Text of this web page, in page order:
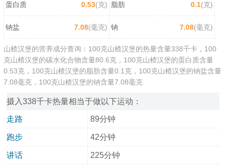
蛋白质 0.53(克) 脂肪 0.1(克)
钠盐 7.08(毫克) 钠 7.08(毫克)
山楂汉堡的营养成分查询：100克山楂汉堡的热量含量338千卡，100
克山楂汉堡的碳水化合物含量80.6克，100克山楂汉堡的蛋白质含量
0.53克，100克山楂汉堡的脂肪含量0.1克，100克山楂汉堡的钠盐含量
7.08毫克，100克山楂汉堡的钠含量7.08毫克
摄入338千卡热量相当于做以下运动：
走路 89分钟
跑步 42分钟
讲话 225分钟